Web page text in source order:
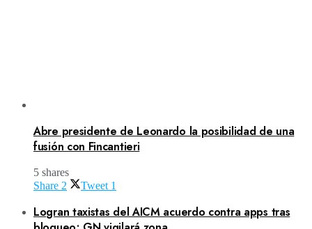
Abre presidente de Leonardo la posibilidad de una
fusión con Fincantieri
5 shares
Share 2 Tweet 1
Logran taxistas del AICM acuerdo contra apps tras